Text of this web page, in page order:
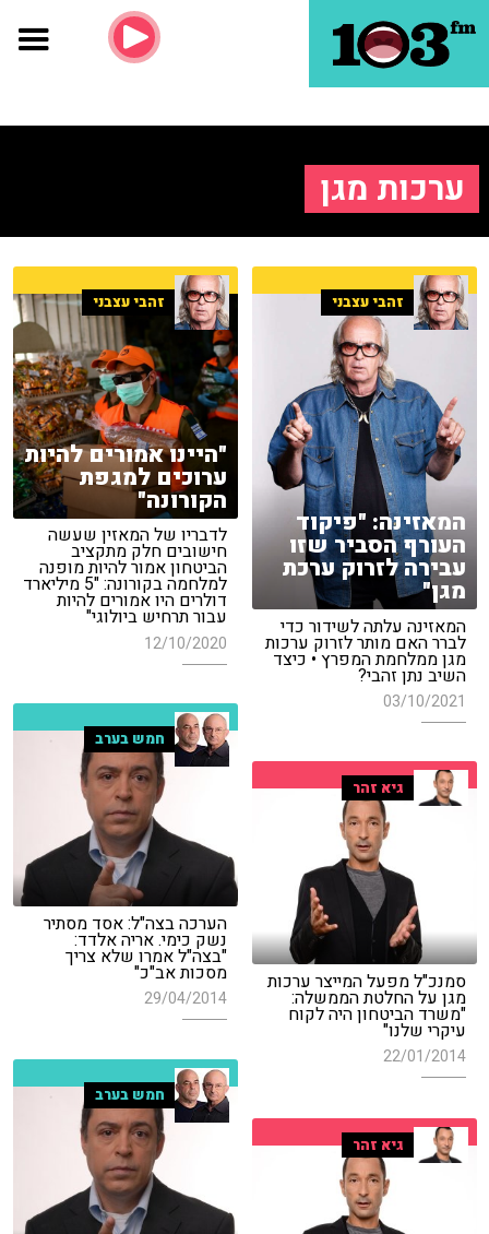
ערכות מגן
זהבי עצבני
המאזינה: "פיקוד
העורף הסביר שזו
עבירה לזרוק ערכת
מגן"
המאזינה עלתה לשידור כדי
לברר האם מותר לזרוק ערכות
מגן ממלחמת המפרץ • כיצד
השיב נתן זהבי?
03/10/2021
זהבי עצבני
"היינו אמורים להיות
ערוכים למגפת
הקורונה"
לדבריו של המאזין שעשה
חישובים חלק מתקציב
הביטחון אמור להיות מופנה
למלחמה בקורונה: "5 מיליארד
דולרים היו אמורים להיות
עבור תרחיש ביולוגי"
12/10/2020
חמש בערב
הערכה בצה"ל: אסד מסתיר
נשק כימי. אריה אלדד:
"בצה"ל אמרו שלא צריך
מסכות אב"כ"
29/04/2014
גיא זהר
סמנכ"ל מפעל המייצר ערכות
מגן על החלטת הממשלה:
"משרד הביטחון היה לקוח
עיקרי שלנו"
22/01/2014
חמש בערב
גיא זהר